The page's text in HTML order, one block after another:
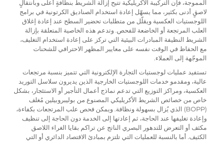
المموجة، فإن التركيبة الأكريليكية تتيح إزالة الشريط بنظافةٍ أعلى وبانتقالٍ
لاصقٍ أدنى بكثير، مما يسهّل إعادة استخدام الصناديق الكرتونية في برامج
اللوجستيات العكسية ويقلّل من متطلبات تحضير السطح عند إعادة إغلاق
العلب المرتجعة أو الخاضعة للفحص. وتدعم هذه الخاصية المتعلقة بإزالة
الشريط النظيفة المبادرات البيئية التي تركز على إعادة استخدام التغليف،
مع الحفاظ في الوقت نفسه على معايير المظهر الاحترافي للشحنات
الموجّهة إلى العملاء.
تستفيد عمليات لوجستيات التجارة الإلكترونية التي تتميز بنسبة مرتجعات
عالية، ومقدمو خدمات اللوجستيات الخارجية الذين يديرون سلاسل التوريد
العكسية، ومراكز التوزيع التي تدعم نماذج أعمال التأجير أو الاستئجار، بشكل
خاص من خصائص الشريط الأكريليكي المصنوع من بوليبروبيلين مُغلف
(BOPP) الذي يُزال بسهولة ونظافة. ويمكن فحص علب المرتجعات بكفاءة،
وإعادة تغليفها عند الحاجة، ثم إعادتها إلى الخدمة دون الحاجة إلى تنظيف
مكثف أو التعرض للتدهور البصري الناتج عن تراكم بقايا الغراء اللاصق
الكثيف. أما بالنسبة للعمليات التي تلتزم بمبادئ الاقتصاد الدائري أو التي